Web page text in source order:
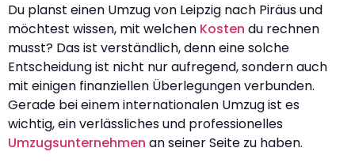
Du planst einen Umzug von Leipzig nach Piräus und
möchtest wissen, mit welchen Kosten du rechnen
musst? Das ist verständlich, denn eine solche
Entscheidung ist nicht nur aufregend, sondern auch
mit einigen finanziellen Überlegungen verbunden.
Gerade bei einem internationalen Umzug ist es
wichtig, ein verlässliches und professionelles
Umzugsunternehmen an seiner Seite zu haben.